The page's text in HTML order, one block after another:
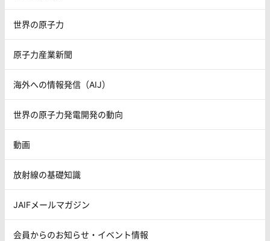
世界の原子力
原子力産業新聞
海外への情報発信（AIJ）
世界の原子力発電開発の動向
動画
放射線の基礎知識
JAIFメールマガジン
会員からのお知らせ・イベント情報